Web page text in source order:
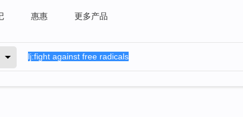
惠惠 更多产品